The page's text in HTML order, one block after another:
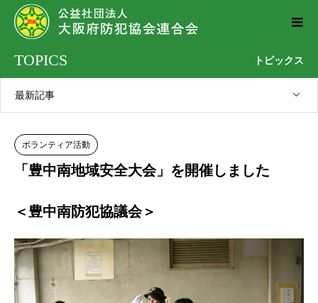
TOPICS トピックス
最新記事
ボランティア活動
「豊中南地域安全大会」を開催しました
＜豊中南防犯協議会＞